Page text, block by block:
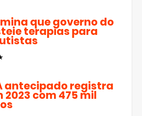
que governo do
terapias para
antecipado registra
2023 com 475 mil